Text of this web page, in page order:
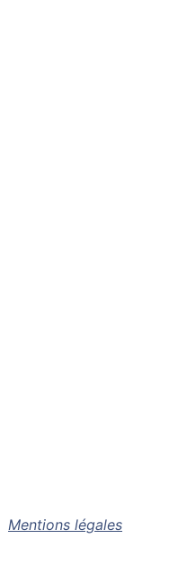
Mentions légales